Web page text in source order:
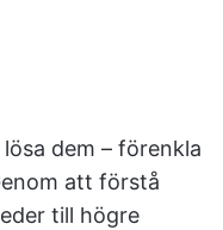
dem – förenkla
att förstå
till högre